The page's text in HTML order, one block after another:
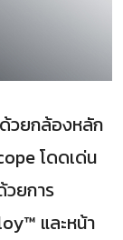
วยกล้องหลัก
โดดเด่น
ยการ
และหน้า